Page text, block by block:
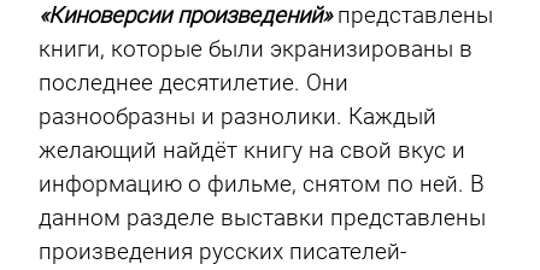
«Киноверсии произведений»представлены
книги, которые были экранизированы в
последнее десятилетие. Они
разнообразны и разнолики. Каждый
желающий найдёт книгу на свой вкус и
информацию о фильме, снятом по ней. В
данном разделе выставки представлены
произведения русских писателей-